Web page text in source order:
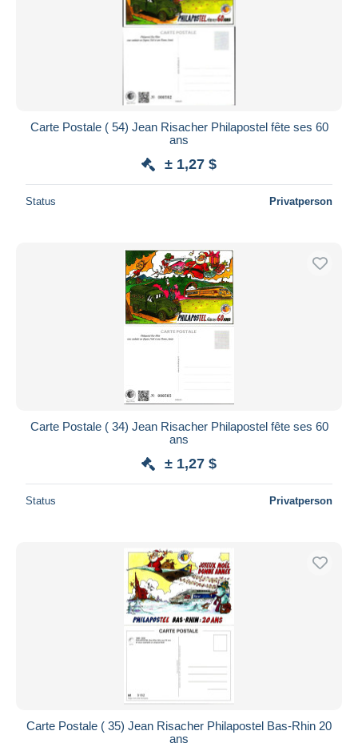
Carte Postale ( 54) Jean Risacher Philapostel fête ses 60
ans
± 1,27 $
Status Privatperson
Carte Postale ( 34) Jean Risacher Philapostel fête ses 60
ans
± 1,27 $
Status Privatperson
Carte Postale ( 35) Jean Risacher Philapostel Bas-Rhin 20
ans